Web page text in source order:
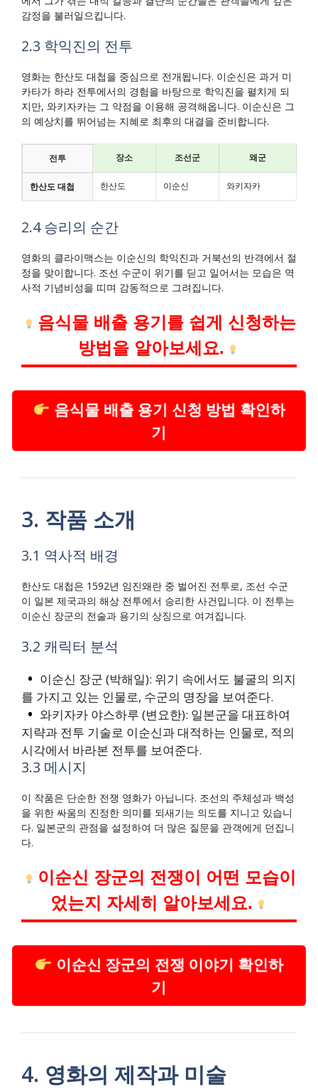
감정을 불러일으킵니다.
2.3 학익진의 전투
영화는 한산도 대첩을 중심으로 전개됩니다. 이순신은 과거 미
카타가 하라 전투에서의 경험을 바탕으로 학익진을 펼치게 되
지만, 와키자카는 그 약점을 이용해 공격해옵니다. 이순신은 그
의 예상치를 뛰어넘는 지혜로 최후의 대결을 준비합니다.
전투 장소 조선군 왜군
한산도 대첩 한산도 이순신 와키자카
2.4 승리의 순간
영화의 클라이맥스는 이순신의 학익진과 거북선의 반격에서 절
정을 맞이합니다. 조선 수군이 위기를 딛고 일어서는 모습은 역
사적 기념비성을 띠며 감동적으로 그려집니다.
음식물 배출 용기를 쉽게 신청하는
방법을 알아보세요.
음식물 배출 용기 신청 방법 확인하
기
3. 작품 소개
3.1 역사적 배경
한산도 대첩은 1592년 임진왜란 중 벌어진 전투로, 조선 수군
이 일본 제국과의 해상 전투에서 승리한 사건입니다. 이 전투는
이순신 장군의 전술과 용기의 상징으로 여겨집니다.
3.2 캐릭터 분석
이순신 장군 (박해일): 위기 속에서도 불굴의 의지
를 가지고 있는 인물로, 수군의 명장을 보여준다.
와키자카 야스하루 (변요한): 일본군을 대표하여
지략과 전투 기술로 이순신과 대적하는 인물로, 적의
시각에서 바라본 전투를 보여준다.
3.3 메시지
이 작품은 단순한 전쟁 영화가 아닙니다. 조선의 주체성과 백성
을 위한 싸움의 진정한 의미를 되새기는 의도를 지니고 있습니
다. 일본군의 관점을 설정하여 더 많은 질문을 관객에게 던집니
다.
이순신 장군의 전쟁이 어떤 모습이
었는지 자세히 알아보세요.
이순신 장군의 전쟁 이야기 확인하
기
4. 영화의 제작과 미술